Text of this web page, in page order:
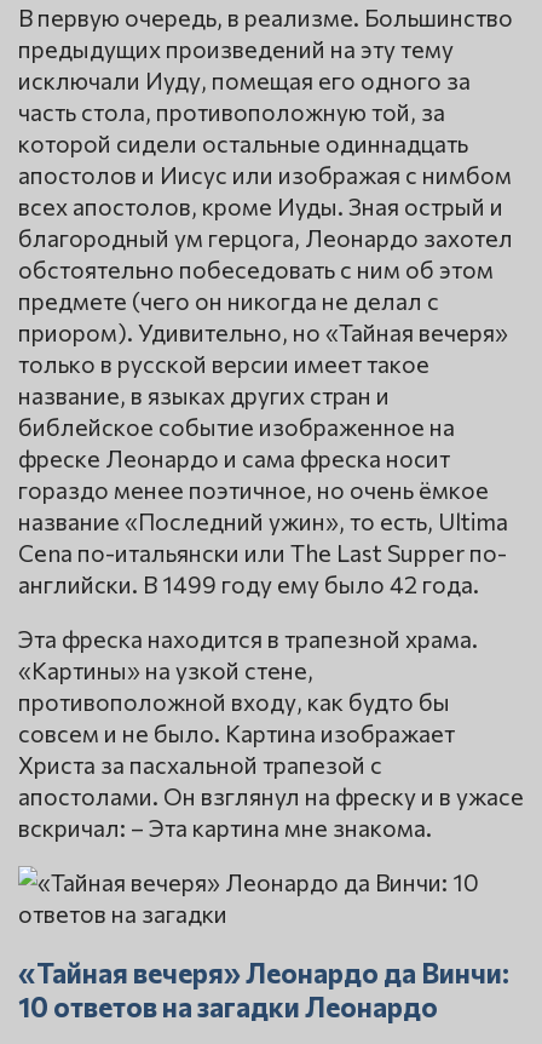
В первую очередь, в реализме. Большинство
предыдущих произведений на эту тему
исключали Иуду, помещая его одного за
часть стола, противоположную той, за
которой сидели остальные одиннадцать
апостолов и Иисус или изображая с нимбом
всех апостолов, кроме Иуды. Зная острый и
благородный ум герцога, Леонардо захотел
обстоятельно побеседовать с ним об этом
предмете (чего он никогда не делал с
приором). Удивительно, но «Тайная вечеря»
только в русской версии имеет такое
название, в языках других стран и
библейское событие изображенное на
фреске Леонардо и сама фреска носит
гораздо менее поэтичное, но очень ёмкое
название «Последний ужин», то есть, Ultima
Cena по-итальянски или The Last Supper по-
английски. В 1499 году ему было 42 года.
Эта фреска находится в трапезной храма.
«Картины» на узкой стене,
противоположной входу, как будто бы
совсем и не было. Картина изображает
Христа за пасхальной трапезой с
апостолами. Он взглянул на фреску и в ужасе
вскричал: – Эта картина мне знакома.
«Тайная вечеря» Леонардо да Винчи:
10 ответов на загадки Леонардо